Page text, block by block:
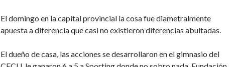
El domingo en la capital provincial la cosa fue diametralmente
apuesta a diferencia que casi no existieron diferencias abultadas.
El dueño de casa, las acciones se desarrollaron en el gimnasio del